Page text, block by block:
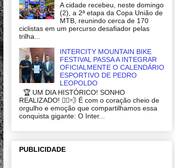
A cidade recebeu, neste domingo
(2), a 2ª etapa da Copa União de
MTB, reunindo cerca de 170
ciclistas em um percurso desafiador pelas
trilha...
INTERCITY MOUNTAIN BIKE
FESTIVAL PASSA A INTEGRAR
OFICIALMENTE O CALENDÁRIO
ESPORTIVO DE PEDRO
LEOPOLDO
🏆 UM DIA HISTÓRICO! SONHO
REALIZADO! 🚴‍♂️💨 É com o coração cheio de
orgulho e emoção que compartilhamos essa
conquista gigante: O Inter...
PUBLICIDADE